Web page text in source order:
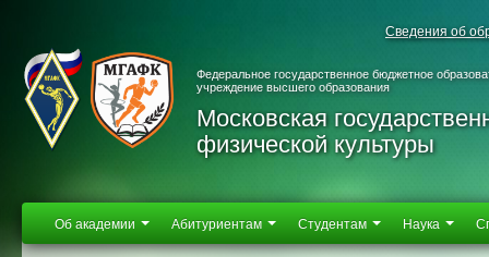
Сведения об
Федеральное государственное бюджетное
учреждение высшего образования
Московская
физической культуры
Об академии Абитуриентам Студентам Наука